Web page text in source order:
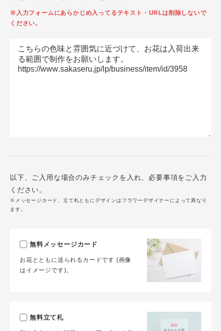
※入力フォームにあらかじめ入ってるテキスト・URLは削除しないで
ください。
以下、ご入用な場合のみチェックを入れ、必要事項をご入力
ください。
※メッセージカード、立て札ともにデザインはフラワーデザイナーによって異なり
ます。
無料メッセージカード
お花とともに送られるカードです (画像
はイメージです)。
無料立て札